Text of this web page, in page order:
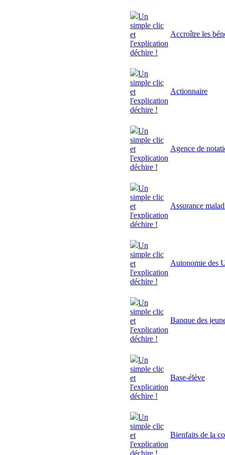
Un
simple clic
et
l'explication
déchire !
Accroître les
Un
simple clic
et
l'explication
déchire !
Actionnaire
Un
simple clic
et
l'explication
déchire !
Agence de
Un
simple clic
et
l'explication
déchire !
Assurance
Un
simple clic
et
l'explication
déchire !
Autonomie des
Un
simple clic
et
l'explication
déchire !
Banque des
Un
simple clic
et
l'explication
déchire !
Base-élève
Un
simple clic
et
l'explication
déchire !
Bienfaits de la